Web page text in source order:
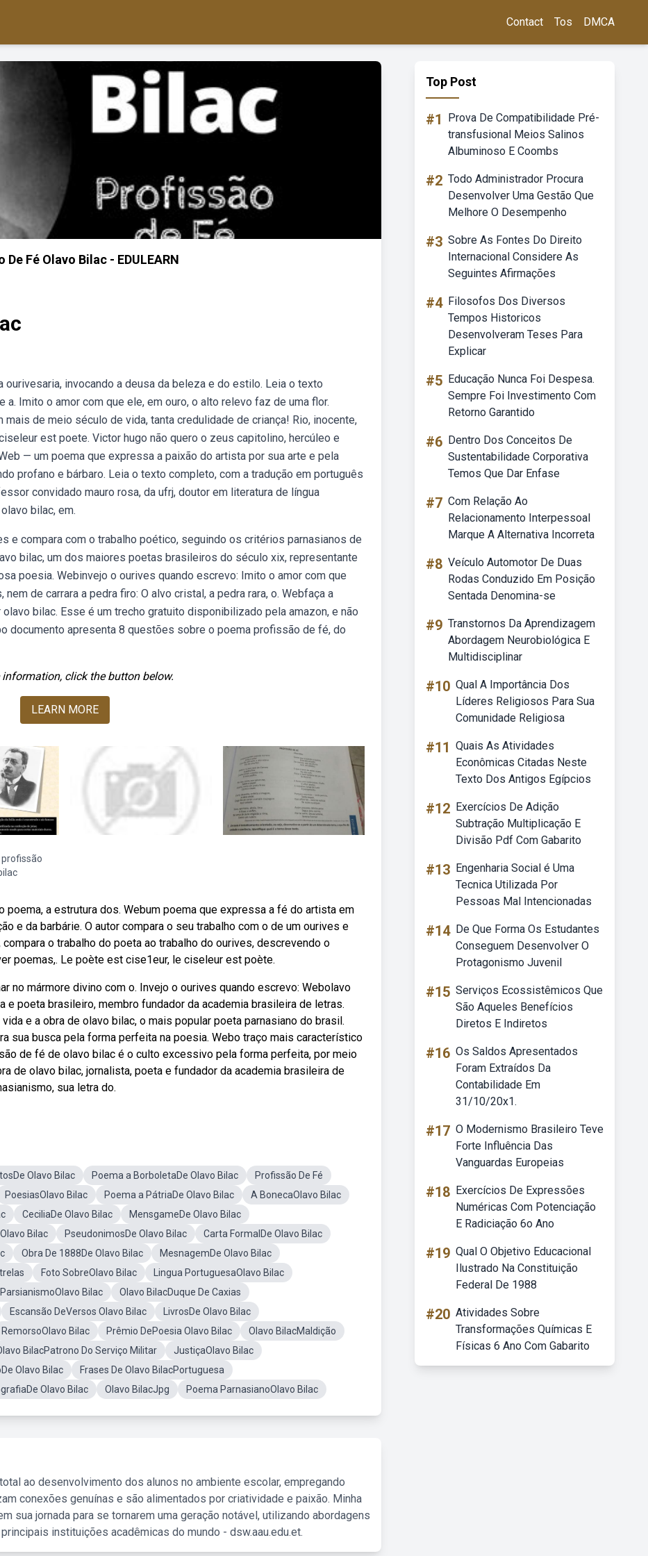
Contact Tos DMCA
De Fé Olavo Bilac - EDULEARN
ourivesaria, invocando a deusa da beleza e do estilo. Leia o texto
Imito o amor com que ele, em ouro, o alto relevo faz de uma flor.
mais de meio século de vida, tanta credulidade de criança! Rio, inocente,
est poete. Victor hugo não quero o zeus capitolino, hercúleo e
— um poema que expressa a paixão do artista por sua arte e pela
profano e bárbaro. Leia o texto completo, com a tradução em português
convidado mauro rosa, da ufrj, doutor em literatura de língua
bilac, em.
e compara com o trabalho poético, seguindo os critérios parnasianos de
bilac, um dos maiores poetas brasileiros do século xix, representante
poesia. Webinvejo o ourives quando escrevo: Imito o amor com que
de carrara a pedra firo: O alvo cristal, a pedra rara, o. Webfaça a
bilac. Esse é um trecho gratuito disponibilizado pela amazon, e não
documento apresenta 8 questões sobre o poema profissão de fé, do
information, click the button below.
LEARN MORE
a estrutura dos. Webum poema que expressa a fé do artista em
e da barbárie. O autor compara o seu trabalho com o de um ourives e
o trabalho do poeta ao trabalho do ourives, descrevendo o
poemas,. Le poète est cise1eur, le ciseleur est poète.
no mármore divino com o. Invejo o ourives quando escrevo: Webolavo
poeta brasileiro, membro fundador da academia brasileira de letras.
e a obra de olavo bilac, o mais popular poeta parnasiano do brasil.
sua busca pela forma perfeita na poesia. Webo traço mais característico
de fé de olavo bilac é o culto excessivo pela forma perfeita, por meio
de olavo bilac, jornalista, poeta e fundador da academia brasileira de
sua letra do.
Olavo Bilac Poema a BorboletaDe Olavo Bilac
Profissão De Fé
PoesiasOlavo Bilac Poema a PátriaDe Olavo Bilac
A BonecaOlavo Bilac
CeciliaDe Olavo Bilac
MensgameDe Olavo Bilac
Bilac PseudonimosDe Olavo Bilac
Carta FormalDe Olavo Bilac
Obra De 1888De Olavo Bilac
MesnagemDe Olavo Bilac
Foto SobreOlavo Bilac
Lingua PortuguesaOlavo Bilac
ParsianismoOlavo Bilac
Olavo BilacDuque De Caxias
Escansão DeVersos Olavo Bilac
LivrosDe Olavo Bilac
RemorsoOlavo Bilac Prêmio DePoesia Olavo Bilac
Olavo BilacMaldição
BilacPatrono Do Serviço Militar
JustiçaOlavo Bilac
Olavo Bilac
Frases De Olavo BilacPortuguesa
Olavo Bilac Olavo BilacJpg Poema ParnasianoOlavo Bilac
ao desenvolvimento dos alunos no ambiente escolar, empregando
conexões genuínas e são alimentados por criatividade e paixão. Minha
sua jornada para se tornarem uma geração notável, utilizando abordagens
instituições acadêmicas do mundo - dsw.aau.edu.et.
Top Post
#1
Prova De Compatibilidade Pré-
transfusional Meios Salinos
Albuminoso E Coombs
#2 Todo Administrador Procura
Desenvolver Uma Gestão Que
Melhore O Desempenho
#3 Sobre As Fontes Do Direito
Internacional Considere As
Seguintes Afirmações
#4 Filosofos Dos Diversos
Tempos Historicos
Desenvolveram Teses Para
Explicar
#5 Educação Nunca Foi Despesa.
Sempre Foi Investimento Com
Retorno Garantido
#6 Dentro Dos Conceitos De
Sustentabilidade Corporativa
Temos Que Dar Enfase
#7 Com Relação Ao
Relacionamento Interpessoal
Marque A Alternativa Incorreta
#8 Veículo Automotor De Duas
Rodas Conduzido Em Posição
Sentada Denomina-se
#9 Transtornos Da Aprendizagem
Abordagem Neurobiológica E
Multidisciplinar
#10 Qual A Importância Dos
Líderes Religiosos Para Sua
Comunidade Religiosa
#11 Quais As Atividades
Econômicas Citadas Neste
Texto Dos Antigos Egípcios
#12 Exercícios De Adição
Subtração Multiplicação E
Divisão Pdf Com Gabarito
#13 Engenharia Social é Uma
Tecnica Utilizada Por
Pessoas Mal Intencionadas
#14 De Que Forma Os Estudantes
Conseguem Desenvolver O
Protagonismo Juvenil
#15 Serviços Ecossistêmicos Que
São Aqueles Benefícios
Diretos E Indiretos
#16 Os Saldos Apresentados
Foram Extraídos Da
Contabilidade Em
31/10/20x1.
#17 O Modernismo Brasileiro Teve
Forte Influência Das
Vanguardas Europeias
#18 Exercícios De Expressões
Numéricas Com Potenciação
E Radiciação 6o Ano
#19 Qual O Objetivo Educacional
Ilustrado Na Constituição
Federal De 1988
#20 Atividades Sobre
Transformações Químicas E
Físicas 6 Ano Com Gabarito